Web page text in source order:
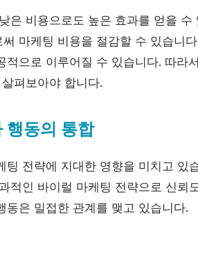
은 비용으로도 높은 효과를 얻을
마케팅 비용을 절감할 수 있습니
적으로 이루어질 수 있습니다. 따라
펴보아야 합니다.
행동의 통합
팅 전략에 지대한 영향을 미치고 있
적인 바이럴 마케팅 전략으로 신뢰
동은 밀접한 관계를 맺고 있습니다.